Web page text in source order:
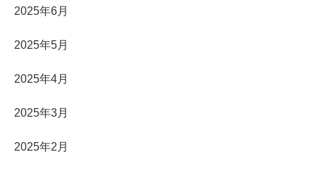
2025年6月
2025年5月
2025年4月
2025年3月
2025年2月